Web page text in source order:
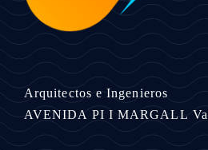
Arquitectos e Ingenieros
AVENIDA PI I MARGALL